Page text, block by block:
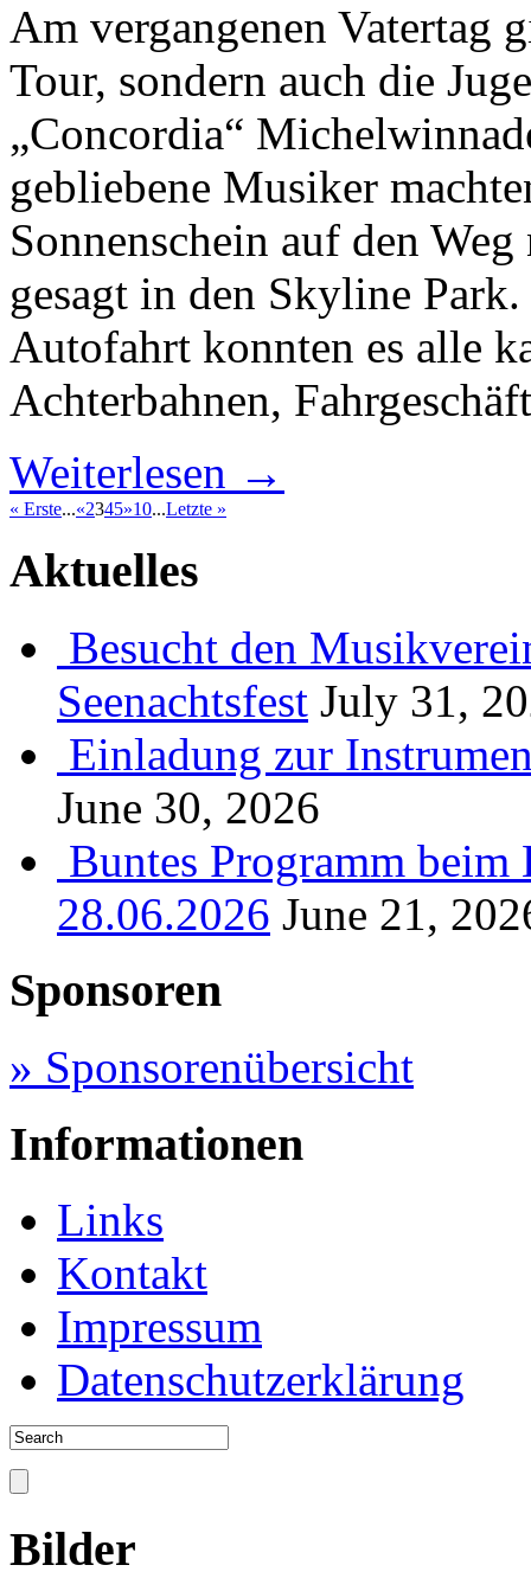
Am vergangenen Vatertag
Tour, sondern auch die
„Concordia“
gebliebene Musiker
Sonnenschein auf den
gesagt in den Skyline
Autofahrt konnten es alle
Achterbahnen,
Weiterlesen →
« Erste...«2345»10...Letzte »
Aktuelles
Besucht den
Seenachtsfest July 31,
Einladung zur
June 30, 2026
Buntes Programm
28.06.2026 June 21,
Sponsoren
» Sponsorenübersicht
Informationen
Links
Kontakt
Impressum
Datenschutzerklärung
Bilder